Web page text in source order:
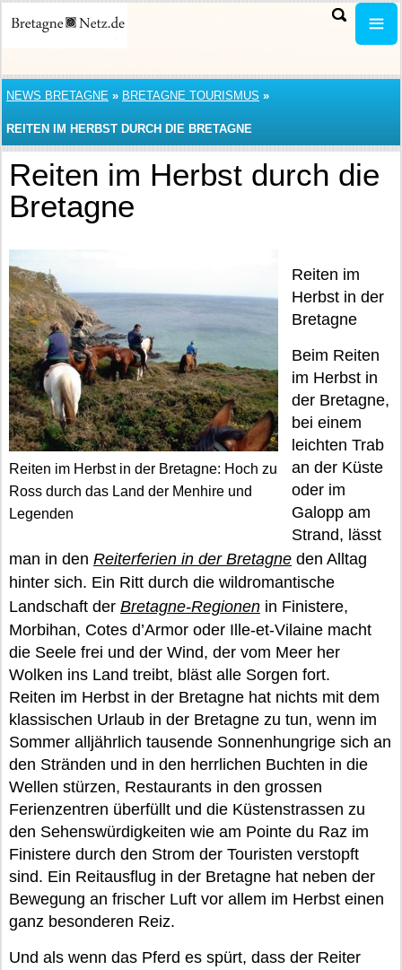
NEWS BRETAGNE » BRETAGNE TOURISMUS »
REITEN IM HERBST DURCH DIE BRETAGNE
Reiten im Herbst durch die
Bretagne
Reiten im Herbst in der Bretagne: Hoch zu
Ross durch das Land der Menhire und
Legenden
Reiten im
Herbst in der
Bretagne
Beim Reiten
im Herbst in
der Bretagne,
bei einem
leichten Trab
an der Küste
oder im
Galopp am
Strand, lässt
man in den Reiterferien in der Bretagne den Alltag
hinter sich. Ein Ritt durch die wildromantische
Landschaft der Bretagne-Regionen in Finistere,
Morbihan, Cotes d’Armor oder Ille-et-Vilaine macht
die Seele frei und der Wind, der vom Meer her
Wolken ins Land treibt, bläst alle Sorgen fort.
Reiten im Herbst in der Bretagne hat nichts mit dem
klassischen Urlaub in der Bretagne zu tun, wenn im
Sommer alljährlich tausende Sonnenhungrige sich an
den Stränden und in den herrlichen Buchten in die
Wellen stürzen, Restaurants in den grossen
Ferienzentren überfüllt und die Küstenstrassen zu
den Sehenswürdigkeiten wie am Pointe du Raz im
Finistere durch den Strom der Touristen verstopft
sind. Ein Reitausflug in der Bretagne hat neben der
Bewegung an frischer Luft vor allem im Herbst einen
ganz besonderen Reiz.
Und als wenn das Pferd es spürt, dass der Reiter